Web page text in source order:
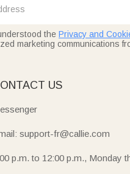
the Privacy and
marketing communications
US
support-fr@callie.com
p.m. to 12:00 p.m., Monday